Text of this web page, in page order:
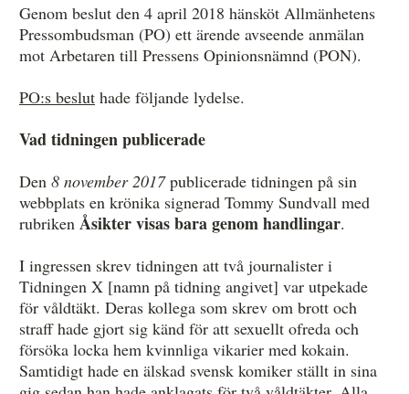
Hela listan över frivilligt anslutna medier
Övrigt
Årsberättelser
Våra huvudmän
Stadgar för Mediernas Etiknämnd
Den journalistiska yrkesetiken
Jobba hos oss!
Genom beslut den 4 april 2018 hänsköt Allmänhetens
Pressombudsman (PO) ett ärende avseende anmälan
mot Arbetaren till Pressens Opinionsnämnd (PON).
PO:s beslut hade följande lydelse.
Vad tidningen publicerade
Den 8 november 2017publicerade tidningen på sin
webbplats en krönika signerad Tommy Sundvall med
rubriken Åsikter visas bara genom handlingar.
I ingressen skrev tidningen att två journalister i
Tidningen X [namn på tidning angivet] var utpekade
för våldtäkt. Deras kollega som skrev om brott och
straff hade gjort sig känd för att sexuellt ofreda och
försöka locka hem kvinnliga vikarier med kokain.
Samtidigt hade en älskad svensk komiker ställt in sina